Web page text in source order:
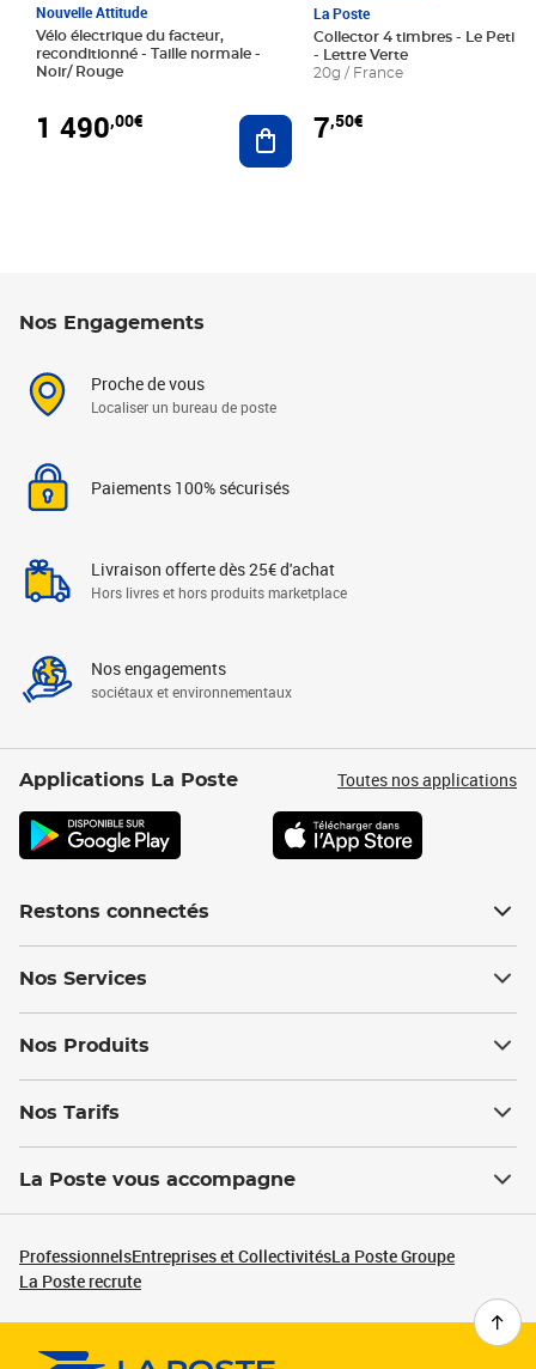
Nouvelle Attitude
Vélo électrique du facteur,
reconditionné - Taille normale -
Noir/ Rouge
1 490,00€ Ajouter au panier
La Poste
Collector 4 timbres - Le Petit
- Lettre Verte
20g / France
7,50€
Nos Engagements
Proche de vous
Localiser un bureau de poste
Paiements 100% sécurisés
Livraison offerte dès 25€ d'achat
Hors livres et hors produits marketplace
Nos engagements
sociétaux et environnementaux
Applications La Poste Toutes nos applications
Restons connectés
Nos Services
Nos Produits
Nos Tarifs
La Poste vous accompagne
ProfessionnelsEntreprises et CollectivitésLa Poste Groupe
La Poste recrute